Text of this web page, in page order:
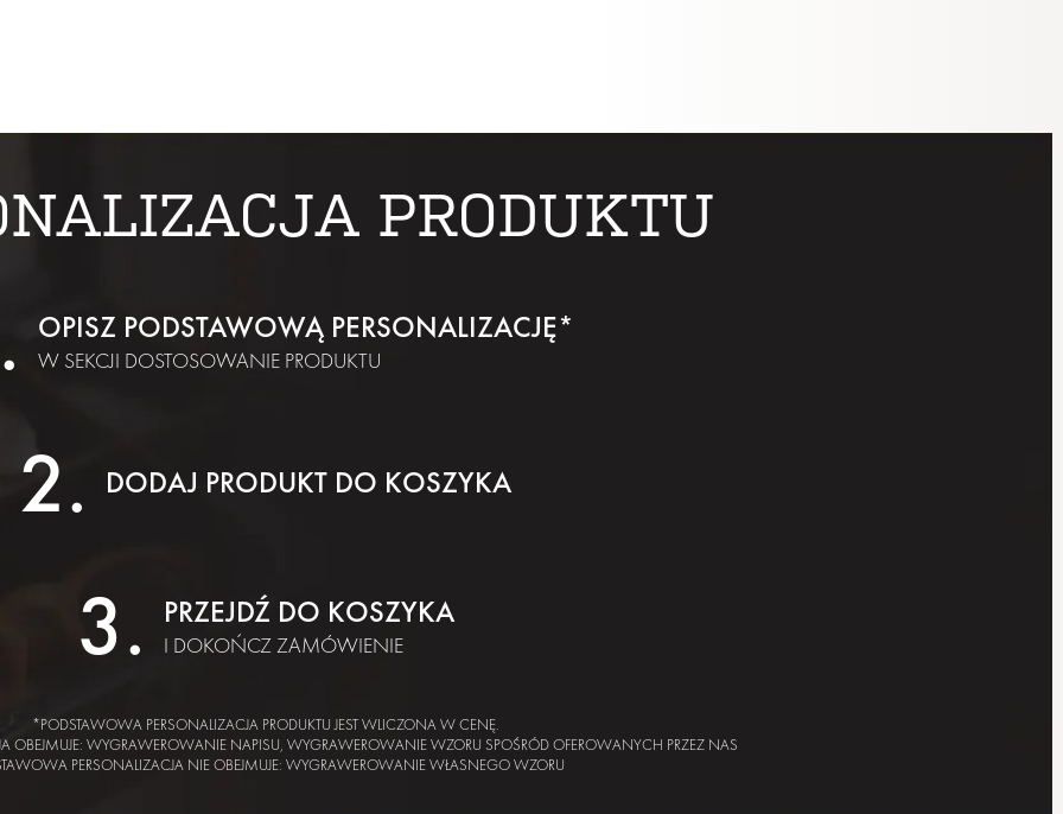
PRODUKTU
OPISZ PODSTAWOWĄ PERSONALIZACJĘ*
W SEKCJI DOSTOSOWANIE PRODUKTU
DODAJ PRODUKT DO KOSZYKA
PRZEJDŹ DO KOSZYKA
I DOKOŃCZ ZAMÓWIENIE
*PODSTAWOWA PERSONALIZACJA PRODUKTU JEST WLICZONA W CENĘ.
OBEJMUJE: WYGRAWEROWANIE NAPISU, WYGRAWEROWANIE WZORU SPOŚRÓD OFEROWANYCH PRZEZ NAS
PERSONALIZACJA NIE OBEJMUJE: WYGRAWEROWANIE WŁASNEGO WZORU